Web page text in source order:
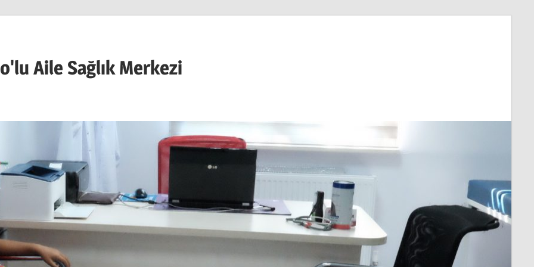
Aile Sağlık Merkezi